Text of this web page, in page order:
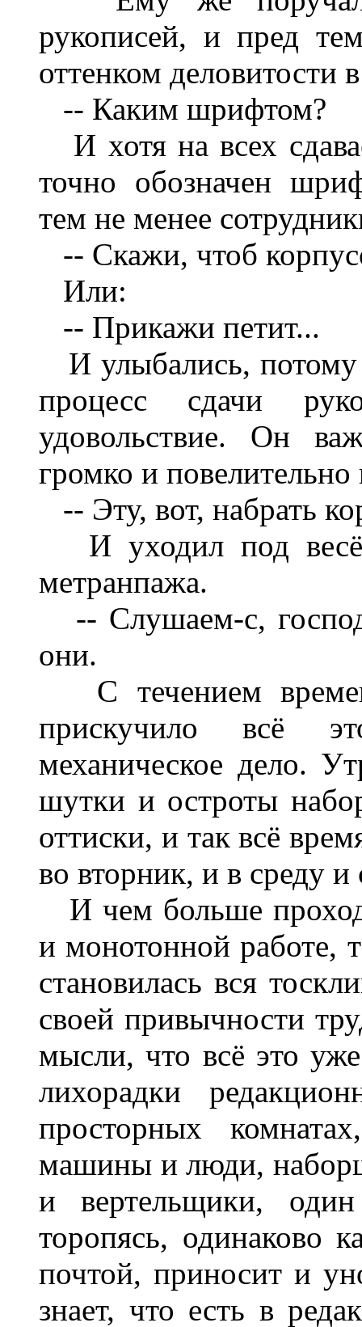
рукописей, и пред
оттенком деловитости
-- Каким шрифтом?
И хотя на всех
точно обозначен
тем не менее
-- Скажи, чтоб
Или:
-- Прикажи петит...
И улыбались, потому
процесс сдачи
удовольствие. Он
громко и повелительно
-- Эту, вот, набрать
И уходил под
метранпажа.
-- Слушаем-с,
они.
С течением
прискучило всё
механическое дело.
шутки и остроты
оттиски, и так всё
во вторник, и в среду и
И чем больше
и монотонной работе,
становилась вся
своей привычности
мысли, что всё это
лихорадки
просторных
машины и люди,
и вертельщики,
торопясь, одинаково
почтой, приносит и
знает, что есть в